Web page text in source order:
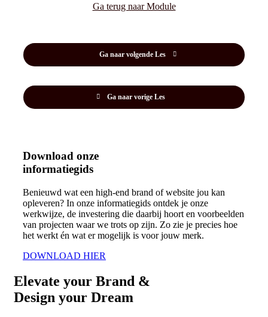
Ga naar vorige Les
Ga terug naar Module
Ga naar volgende Les
Download onze
informatiegids
Benieuwd wat een high-end brand of website jou kan
opleveren? In onze informatiegids ontdek je onze
werkwijze, de investering die daarbij hoort en voorbeelden
van projecten waar we trots op zijn. Zo zie je precies hoe
het werkt én wat er mogelijk is voor jouw merk.
DOWNLOAD HIER
Elevate your Brand &
Design your Dream